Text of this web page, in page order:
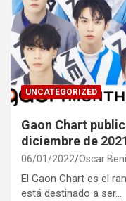
UNCATEGORIZED
Gaon Chart
diciembre de 2021
06/01/2022 Oscar
El Gaon Chart es el
está destinado a ser…